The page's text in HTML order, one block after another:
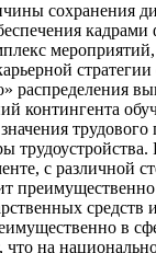
сохранения
распределения
контингента
с различной
в
на